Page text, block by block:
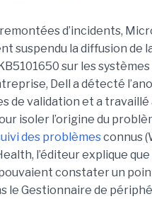
d’incidents,
suspendu la diffusion de
sur les
Dell a détecté
de validation et a
isoler l’origine du
des problèmesconnus
, l’éditeur explique
constater un
le Gestionnaire de